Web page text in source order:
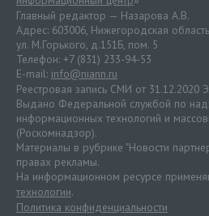
Главный редактор — Назарова А.В.
Адрес: 603006, Нижегородская
ул. М.Горького, д.151Б, пом. 5
Телефон: +7 (831) 233-94-53
E-mail: info@niann.ru
Реестровая запись СМИ от
Выдано Федеральной службой по
информационных технологий и
(Роскомнадзор).
Материалы в рубрике "Новости
правах рекламы.
На информационном ресурсе
технологии.
Политика конфиденциальности